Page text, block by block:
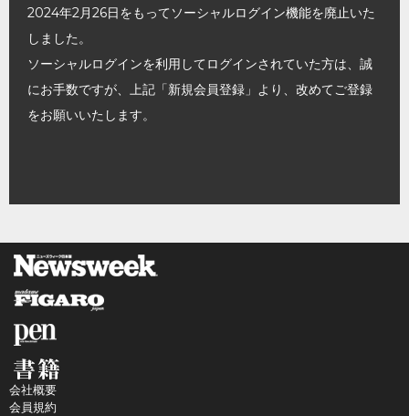
2024年2月26日をもってソーシャルログイン機能を廃止いた
しました。
ソーシャルログインを利用してログインされていた方は、誠
にお手数ですが、上記「新規会員登録」より、改めてご登録
をお願いいたします。
会社概要
会員規約